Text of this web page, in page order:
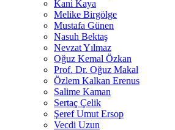
Kani Kaya
Melike Birgölge
Mustafa Günen
Nasuh Bektaş
Nevzat Yılmaz
Oğuz Kemal Özkan
Prof. Dr. Oğuz Makal
Özlem Kalkan Erenus
Salime Kaman
Sertaç Çelik
Şeref Umut Ersop
Vecdi Uzun